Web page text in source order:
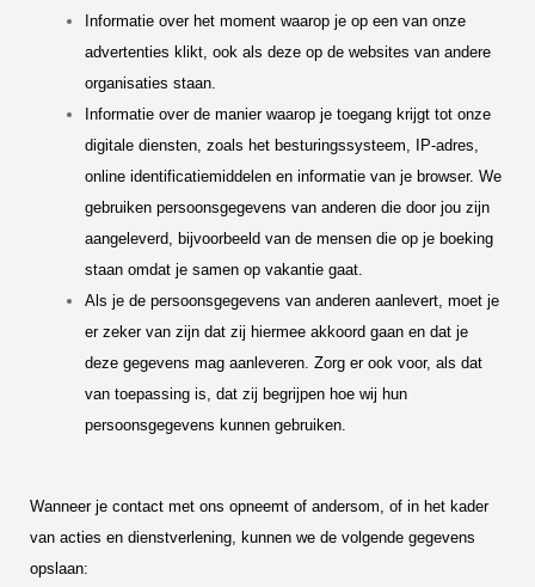
Informatie over het moment waarop je op een van onze
advertenties klikt, ook als deze op de websites van andere
organisaties staan.
Informatie over de manier waarop je toegang krijgt tot onze
digitale diensten, zoals het besturingssysteem, IP-adres,
online identificatiemiddelen en informatie van je browser. We
gebruiken persoonsgegevens van anderen die door jou zijn
aangeleverd, bijvoorbeeld van de mensen die op je boeking
staan omdat je samen op vakantie gaat.
Als je de persoonsgegevens van anderen aanlevert, moet je
er zeker van zijn dat zij hiermee akkoord gaan en dat je
deze gegevens mag aanleveren. Zorg er ook voor, als dat
van toepassing is, dat zij begrijpen hoe wij hun
persoonsgegevens kunnen gebruiken.
Wanneer je contact met ons opneemt of andersom, of in het kader
van acties en dienstverlening, kunnen we de volgende gegevens
opslaan: